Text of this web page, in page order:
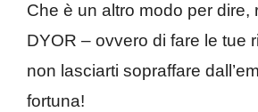
Che è un altro modo per dire,
DYOR – ovvero di fare le tue
non lasciarti sopraffare
fortuna!